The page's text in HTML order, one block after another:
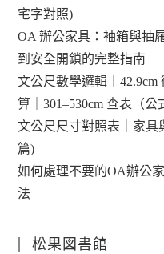
宅字對照)
OA 辦公家具：袖箱與抽
到安全開鎖的完整指南
文公尺數學邏輯｜
算｜301–530cm 查表（公
文公尺尺寸對照表｜家具
篇)
如何處理不要的OA辦公
法
松果図書館